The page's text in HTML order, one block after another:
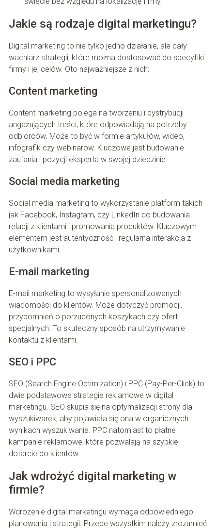
Jakie są rodzaje digital marketingu?
Digital marketing to nie tylko jedno działanie, ale cały
wachlarz strategii, które można dostosować do specyfiki
firmy i jej celów. Oto najważniejsze z nich:
Content marketing
Content marketing polega na tworzeniu i dystrybucji
angażujących treści, które odpowiadają na potrzeby
odbiorców. Może to być w formie artykułów, wideo,
infografik czy webinarów. Kluczowe jest budowanie
zaufania i pozycji eksperta w swojej dziedzinie.
Social media marketing
Social media marketing to wykorzystanie platform takich
jak Facebook, Instagram, czy LinkedIn do budowania
relacji z klientami i promowania produktów. Kluczowym
elementem jest autentyczność i regularna interakcja z
użytkownikami.
E-mail marketing
E-mail marketing to wysyłanie spersonalizowanych
wiadomości do klientów. Może dotyczyć promocji,
przypomnień o porzuconych koszykach czy ofert
specjalnych. To skuteczny sposób na utrzymywanie
kontaktu z klientami.
SEO i PPC
SEO (Search Engine Optimization) i PPC (Pay-Per-Click) to
dwie podstawowe strategie reklamowe w digital
marketingu. SEO skupia się na optymalizacji strony dla
wyszukiwarek, aby pojawiała się ona w organicznych
wynikach wyszukiwania. PPC natomiast to płatne
kampanie reklamowe, które pozwalają na szybkie
dotarcie do klientów.
Jak wdrożyć digital marketing w
firmie?
Wdrożenie digital marketingu wymaga odpowiedniego
planowania i strategii. Przede wszystkim należy zrozumieć